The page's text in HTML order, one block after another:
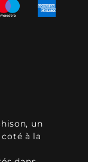
un
à la